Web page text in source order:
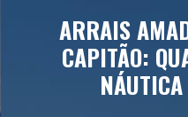
ARRAIS
CAPITÃO: